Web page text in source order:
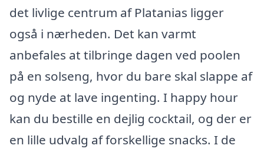
det livlige centrum af Platanias ligger
også i nærheden. Det kan varmt
anbefales at tilbringe dagen ved poolen
på en solseng, hvor du bare skal slappe af
og nyde at lave ingenting. I happy hour
kan du bestille en dejlig cocktail, og der er
en lille udvalg af forskellige snacks. I de